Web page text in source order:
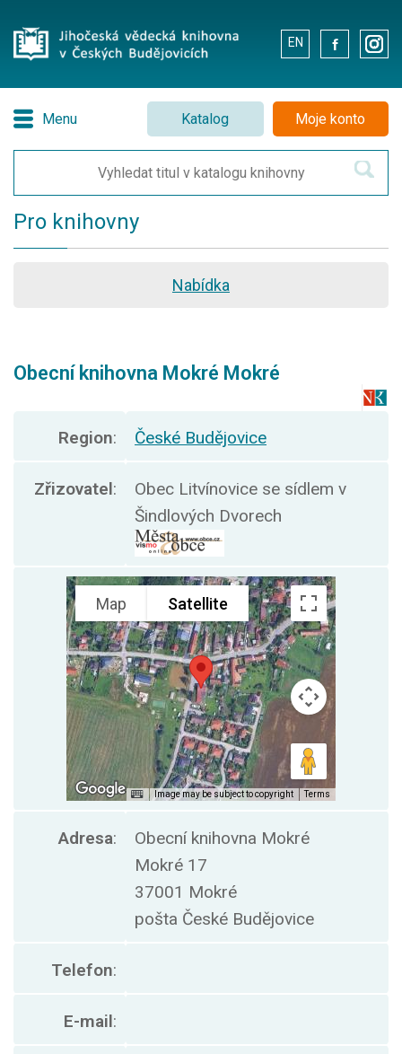
EN . .
Menu Katalog Moje konto
Pro knihovny
Nabídka
Obecní knihovna Mokré Mokré
Region: České Budějovice
Zřizovatel:
Obec Litvínovice se sídlem v
Šindlových Dvorech
Adresa:
Obecní knihovna Mokré
Mokré 17
37001 Mokré
pošta České Budějovice
Telefon:
E-mail: